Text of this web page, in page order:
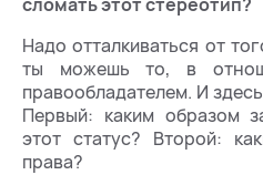
Надо отталкиваться от
ты можешь то, в
правообладателем. И
Первый: каким образом
этот статус? Второй:
права?